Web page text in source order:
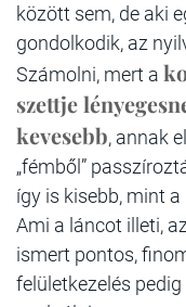
között sem, de aki
gondolkodik, az
Számolni, mert a
szettje
kevesebb, annak
„fémből”
így is kisebb, mint a
Ami a láncot illeti,
ismert pontos,
felületkezelés